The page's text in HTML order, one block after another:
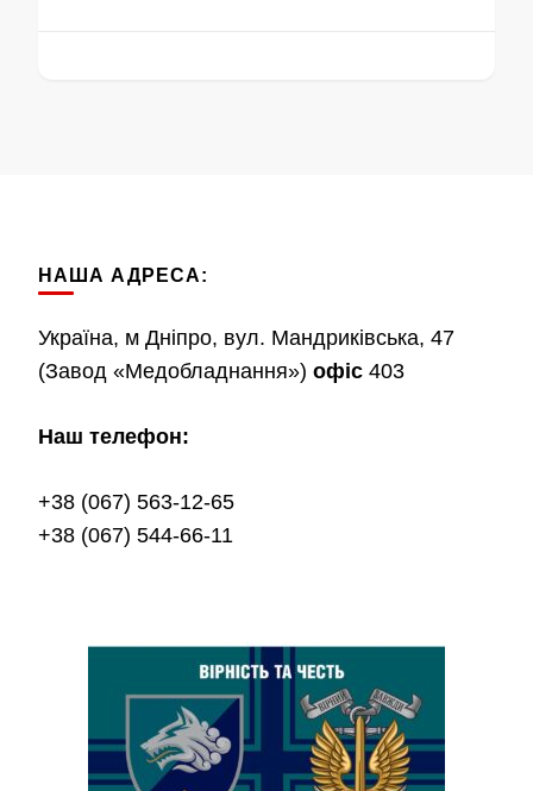
НАША АДРЕСА:
Україна, м Дніпро, вул. Мандриківська, 47
(Завод «Медобладнання») офіс 403
Наш телефон:
+38 (067) 563-12-65
+38 (067) 544-66-11